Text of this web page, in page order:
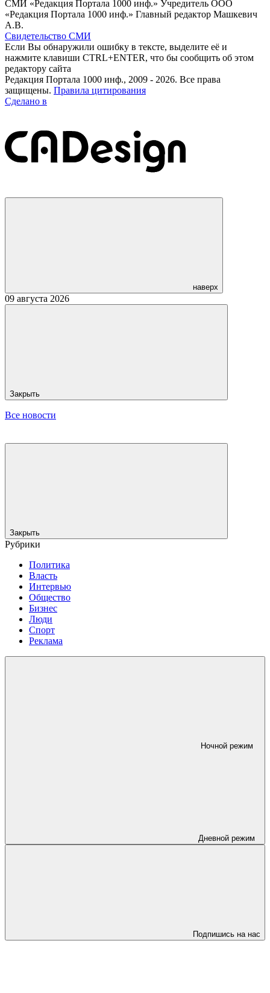
СМИ «Редакция Портала 1000 инф.» Учредитель ООО
«Редакция Портала 1000 инф.» Главный редактор Машкевич
А.В.
Свидетельство СМИ
Если Вы обнаружили ошибку в тексте, выделите её и
нажмите клавиши CTRL+ENTER, что бы сообщить об этом
редактору сайта
Редакция Портала 1000 инф., 2009 - 2026. Все права
защищены. Правила цитирования
Сделано в
наверх
09 августа 2026
Закрыть
Все новости
Закрыть
Рубрики
Политика
Власть
Интервью
Общество
Бизнес
Люди
Спорт
Реклама
Ночной режим
Дневной режим
Подпишись на нас